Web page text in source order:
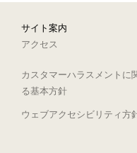
サイト案内
アクセス
カスタマーハラスメントに
る基本方針
ウェブアクセシビリティ方